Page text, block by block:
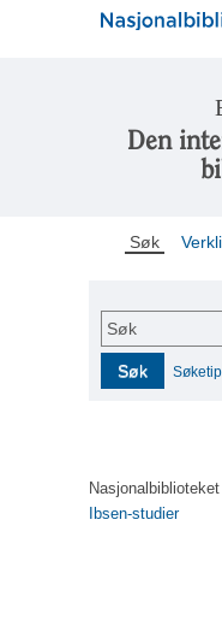
Den
Søk
Søk
Søk
Ibsen-studier